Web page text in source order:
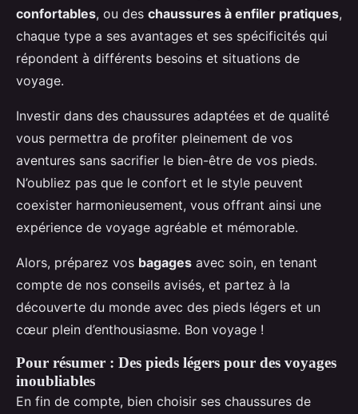
confortables, ou des chaussures à enfiler pratiques,
chaque type a ses avantages et ses spécificités qui
répondent à différents besoins et situations de
voyage.
Investir dans des chaussures adaptées et de qualité
vous permettra de profiter pleinement de vos
aventures sans sacrifier le bien-être de vos pieds.
N’oubliez pas que le confort et le style peuvent
coexister harmonieusement, vous offrant ainsi une
expérience de voyage agréable et mémorable.
Alors, préparez vos bagages avec soin, en tenant
compte de nos conseils avisés, et partez à la
découverte du monde avec des pieds légers et un
cœur plein d’enthousiasme. Bon voyage !
Pour résumer : Des pieds légers pour des voyages
inoubliables
En fin de compte, bien choisir ses chaussures de